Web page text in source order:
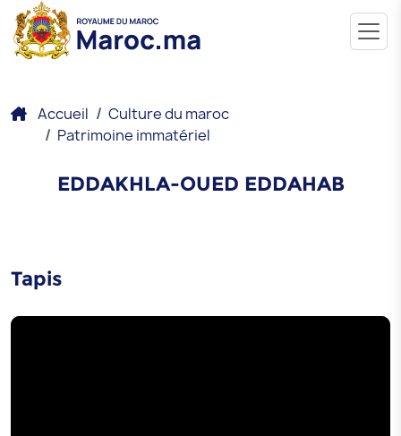
Accueil
Culture du maroc
Patrimoine immatériel
EDDAKHLA-OUED EDDAHAB
Tapis